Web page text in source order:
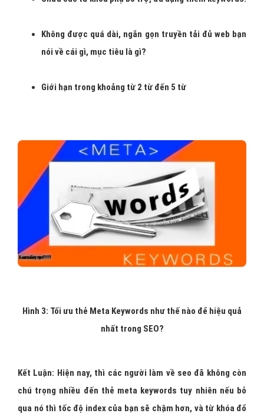
Không được quá dài, ngắn gọn truyền tải đủ web bạn
nói về cái gì, mục tiêu là gì?
Giới hạn trong khoảng từ 2 từ đến 5 từ
Hình 3: Tối ưu thẻ Meta Keywords như thế nào để hiệu quả
nhất trong SEO?
Kết Luận: Hiện nay, thì các người làm về seo đã không còn
chú trọng nhiều đến thẻ meta keywords tuy nhiên nếu bỏ
qua nó thì tốc độ index của bạn sẽ chậm hơn, vàtừ khóađổ